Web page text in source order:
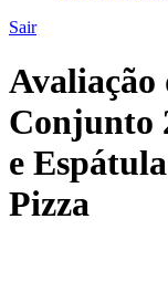
Sair
Avaliação
Conjunto
e
Pizza